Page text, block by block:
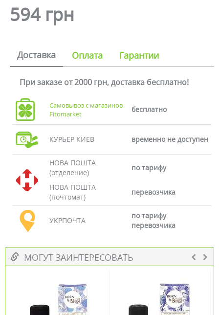
594 грн
Доставка Оплата Гарантии
При заказе от 2000 грн, доставка бесплатно!
Самовывоз с магазинов
Fitomarket
бесплатно
КУРЬЕР КИЕВ временно не доступен
НОВА ПОШТА
(отделение)
по тарифу
НОВА ПОШТА
(почтомат)
перевозчика
УКРПОЧТА
по тарифу
перевозчика
МОГУТ ЗАИНТЕРЕСОВАТЬ